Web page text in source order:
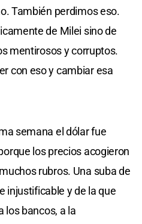
También perdimos eso.
de Milei sino de
mentirosos y corruptos.
con eso y cambiar esa
semana el dólar fue
los precios acogieron
rubros. Una suba de
injustificable y de la que
los bancos, a la